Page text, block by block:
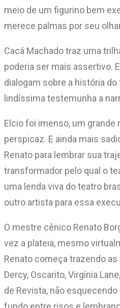
meio de um figurino bem
merece palmas por seu
Cacá Machado traz uma
poderia ser mais assertivo.
dialogam sobre a história
lindíssima testemunha a
Elcio foi imenso, um grande
perspicaz. E ainda mais
Renato para lembrar sua
transformador pelo qual o
uma lenda viva do teatro
outro artista para essa
O mestre cênico Renato
vez a plateia, mesmo
Renato começa trazendo as
Dercy, Oscarito, Virgínia
de Revista, não